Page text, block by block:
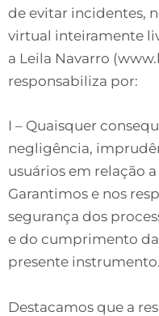
de evitar incidentes,
virtual inteiramente
a Leila Navarro
responsabiliza por:
I – Quaisquer
negligência,
usuários em relação
Garantimos e nos
segurança dos
e do cumprimento
presente instrumento.
Destacamos que a